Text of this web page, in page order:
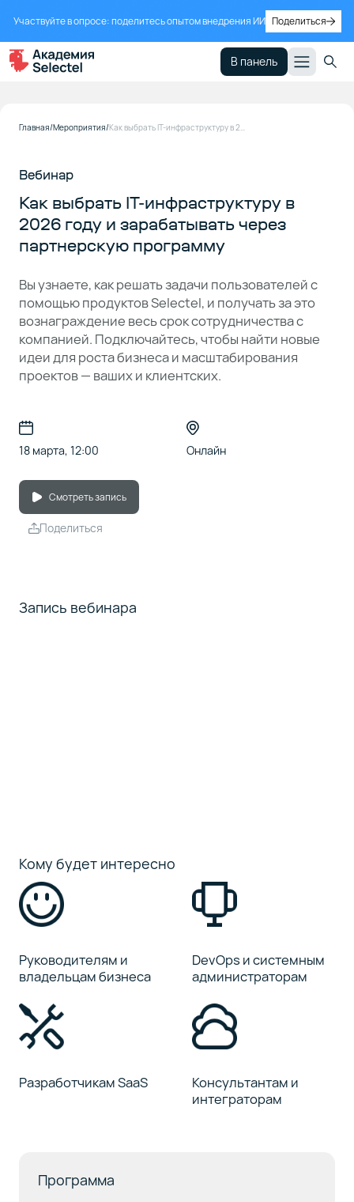
Участвуйте в опросе: поделитесь опытом внедрения ИИ Поделиться
В панель
Главная Мероприятия Как выбрать IT-инфраструктуру в 2026 году и зарабатывать через партнерскую программу
Вебинар
Как выбрать IT-инфраструктуру в
2026 году и зарабатывать через
партнерскую программу
Вы узнаете, как решать задачи пользователей с
помощью продуктов Selectel, и получать за это
вознаграждение весь срок сотрудничества с
компанией. Подключайтесь, чтобы найти новые
идеи для роста бизнеса и масштабирования
проектов — ваших и клиентских.
18 марта, 12:00 Онлайн
Смотреть запись
Поделиться
Запись вебинара
Кому будет интересно
Руководителям и
владельцам бизнеса
DevOps и системным
администраторам
Разработчикам SaaS
Консультантам и
интеграторам
Программа